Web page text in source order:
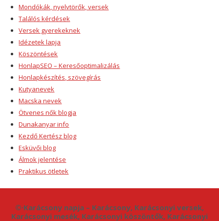
Mondókák, nyelvtörők, versek
Találós kérdések
Versek gyerekeknek
Idézetek lapja
Köszöntések
HonlapSEO – Keresőoptimalizálás
Honlapkészítés, szövegírás
Kutyanevek
Macska nevek
Ötvenes nők blogja
Dunakanyar info
Kezdő Kertész blog
Esküvői blog
Álmok jelentése
Praktikus ötletek
©·Karácsony napja – Karácsony, Karácsonyi versek,
Karácsonyi mesék, Karácsonyi köszöntők, Karácsonyi